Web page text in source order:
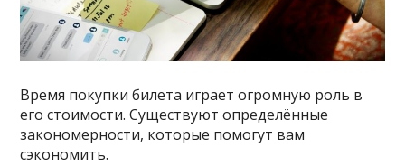
Время покупки билета играет огромную роль в
его стоимости. Существуют определённые
закономерности, которые помогут вам
сэкономить.